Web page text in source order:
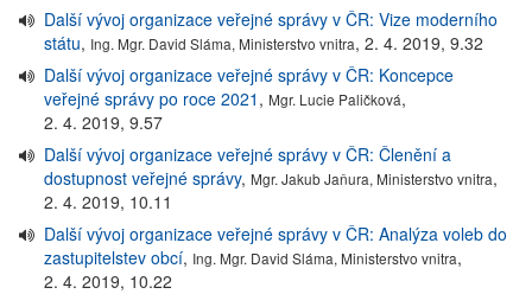
Další vývoj organizace veřejné správy v ČR: Vize moderního
státu, Ing. Mgr. David Sláma, Ministerstvo vnitra,2. 4. 2019, 9.32
Další vývoj organizace veřejné správy v ČR: Koncepce
veřejné správy po roce 2021 , Mgr. Lucie Paličková,
2. 4. 2019, 9.57
Další vývoj organizace veřejné správy v ČR: Členění a
dostupnost veřejné správy, Mgr. Jakub Jaňura, Ministerstvo vnitra,
2. 4. 2019, 10.11
Další vývoj organizace veřejné správy v ČR: Analýza voleb do
zastupitelstev obcí, Ing. Mgr. David Sláma, Ministerstvo vnitra,
2. 4. 2019, 10.22